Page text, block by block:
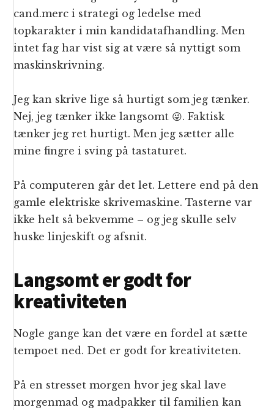
cand.merc i strategi og ledelse med
topkarakter i min kandidatafhandling. Men
intet fag har vist sig at være så nyttigt som
maskinskrivning.
Jeg kan skrive lige så hurtigt som jeg tænker.
Nej, jeg tænker ikke langsomt 😜. Faktisk
tænker jeg ret hurtigt. Men jeg sætter alle
mine fingre i sving på tastaturet.
På computeren går det let. Lettere end på den
gamle elektriske skrivemaskine. Tasterne var
ikke helt så bekvemme – og jeg skulle selv
huske linjeskift og afsnit.
Langsomt er godt for
kreativiteten
Nogle gange kan det være en fordel at sætte
tempoet ned. Det er godt for kreativiteten.
På en stresset morgen hvor jeg skal lave
morgenmad og madpakker til familien kan